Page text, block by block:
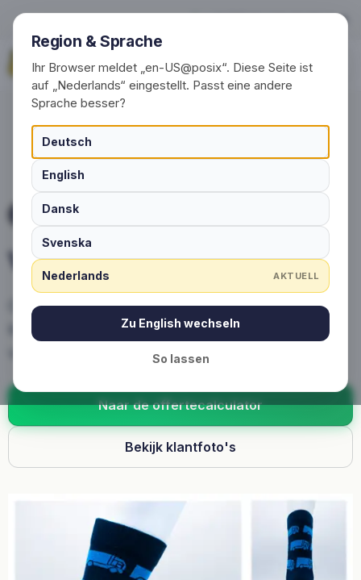
Voorbeelden
Region & Sprache
Ihr Browser meldet „en-US@posix“. Diese Seite ist
auf „Nederlands“ eingestellt. Passt eine andere
Sprache besser?
Deutsch
English
Dansk
Svenska
Nederlands AKTUELL
Zu English wechseln
So lassen
+49 (0) 30 / 20 23 68 91-0
Vraag nu aan
PROJECTVOORBEELDEN
Voorbeelden
Ontdek de creatieve sokkenstijlen van onze
klanten – van corporate merchandise tot
verenigings- en teamsokken.
Naar de offertecalculator
Bekijk klantfoto's